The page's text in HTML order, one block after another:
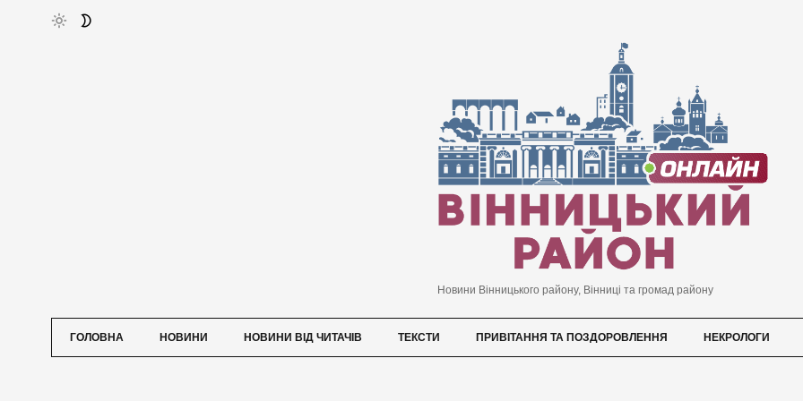
Новини Вінницького району, Вінниці та громад району
ГОЛОВНА НОВИНИ НОВИНИ ВІД ЧИТАЧІВ ТЕКСТИ ПРИВІТАННЯ ТА ПОЗДОРОВЛЕННЯ НЕКРОЛОГИ